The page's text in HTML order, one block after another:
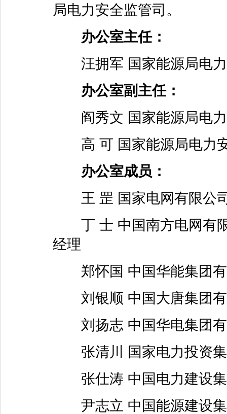
局电力安全监管司。
办公室主任：
汪拥军 国家能源局电力
办公室副主任：
阎秀文 国家能源局电力
高 可 国家能源局电力
办公室成员：
王 罡 国家电网有限公
丁 士 中国南方电网有限
经理
郑怀国 中国华能集团有
刘银顺 中国大唐集团有
刘扬志 中国华电集团有
张清川 国家电力投资集
张仕涛 中国电力建设集
尹志立 中国能源建设集